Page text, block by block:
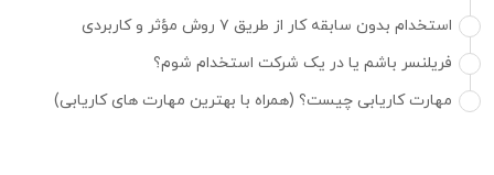
استخدام بدون سابقه کار از طریق ۷ روش مؤثر و کاربردی
فریلنسر باشم یا در یک شرکت استخدام شوم؟
مهارت کاریابی چیست؟ (همراه با بهترین مهارت های کاریابی)